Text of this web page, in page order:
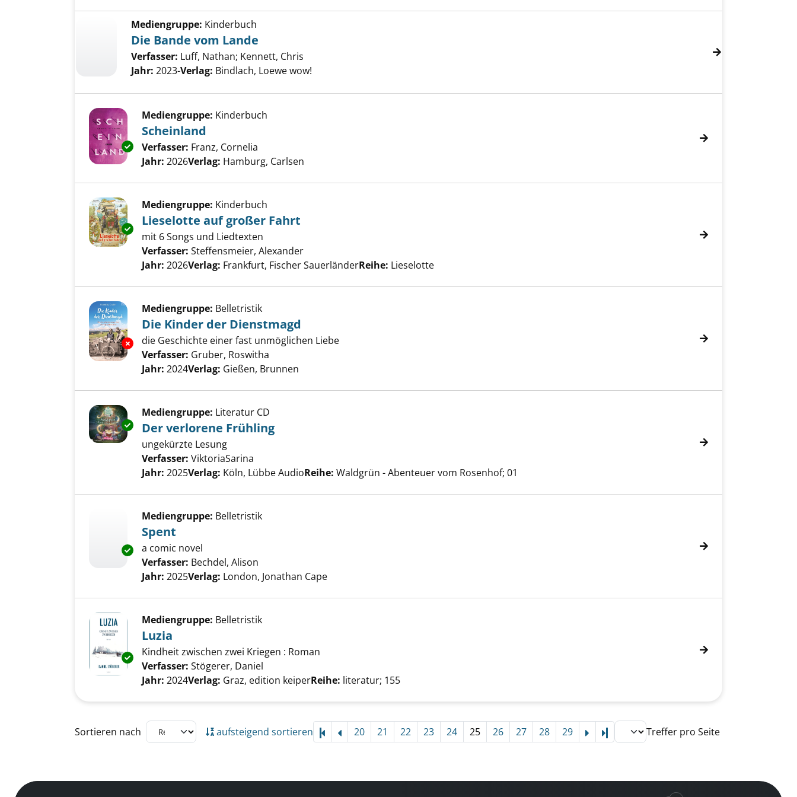
Mediengruppe: Kinderbuch
Die Bande vom Lande
Verfasser: Luff, Nathan; Kennett, Chris
Jahr: 2023-Verlag: Bindlach, Loewe wow!
Exemplar-Details von Scheinland anzeigen
Mediengruppe: Kinderbuch
Scheinland
Verfasser: Franz, Cornelia
Jahr: 2026Verlag: Hamburg, Carlsen
Exemplar-Details von Lieselotte auf großer Fahrt anzeigen
Mediengruppe: Kinderbuch
Lieselotte auf großer Fahrt
mit 6 Songs und Liedtexten
Verfasser: Steffensmeier, Alexander
Jahr: 2026Verlag: Frankfurt, Fischer SauerländerReihe: Lieselotte
Exemplar-Details von Die Kinder der Dienstmagd anzeigen
Mediengruppe: Belletristik
Die Kinder der Dienstmagd
die Geschichte einer fast unmöglichen Liebe
Verfasser: Gruber, Roswitha
Jahr: 2024Verlag: Gießen, Brunnen
Exemplar-Details von Der verlorene Frühling anzeigen
Mediengruppe: Literatur CD
Der verlorene Frühling
ungekürzte Lesung
Verfasser: ViktoriaSarina
Jahr: 2025Verlag: Köln, Lübbe AudioReihe: Waldgrün - Abenteuer vom Rosenhof; 01
Exemplar-Details von Spent anzeigen
Mediengruppe: Belletristik
Spent
a comic novel
Verfasser: Bechdel, Alison
Jahr: 2025Verlag: London, Jonathan Cape
Exemplar-Details von Luzia anzeigen
Mediengruppe: Belletristik
Luzia
Kindheit zwischen zwei Kriegen : Roman
Verfasser: Stögerer, Daniel
Jahr: 2024Verlag: Graz, edition keiperReihe: literatur; 155
Zu den Suchfiltern springen
Sortieren nach aufsteigend sortieren 20 21 22 23 24 25 26 27 28 29 Letzte SeiteTreffer pro Seite